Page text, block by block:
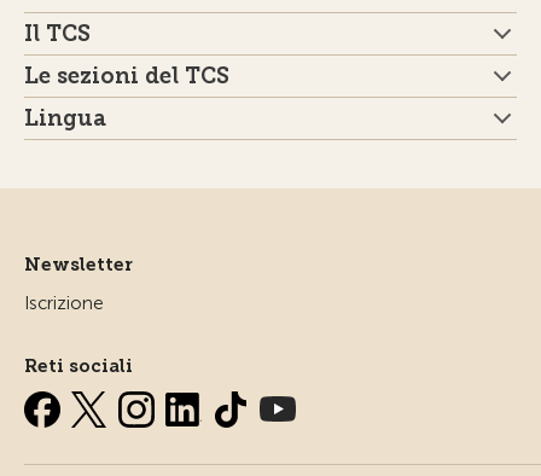
Il TCS
Le sezioni del TCS
Lingua
Newsletter
Iscrizione
Reti sociali